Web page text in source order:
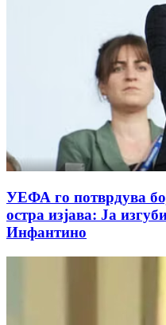
УЕФА го потврдува
остра изјава: Ја
Инфантино